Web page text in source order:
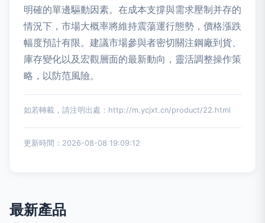
明確的單邊驅動因素。在成本支撐與需求壓制并存的
情況下，市場大概率將維持震蕩運行態勢，價格漲跌
幅度預計有限。建議市場參與者密切關注鋼廠到貨、
庫存變化以及宏觀層面的最新動向，靈活調整操作策
略，以防范風險。
如若轉載，請注明出處：http://m.ycjxt.cn/product/22.html
更新時間：2026-08-08 19:09:12
最新產品